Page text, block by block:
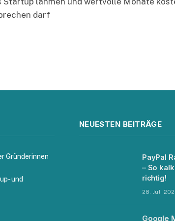
darf
Gründerinnen
und
NEUESTEN BEITRÄGE
PayPal
– So
richtig!
28. Juli
Google